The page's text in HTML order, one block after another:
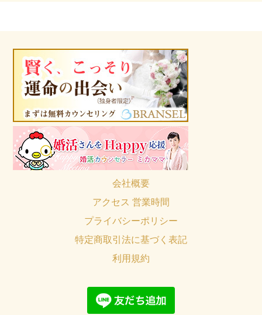
会社概要
アクセス 営業時間
プライバシーポリシー
特定商取引法に基づく表記
利用規約